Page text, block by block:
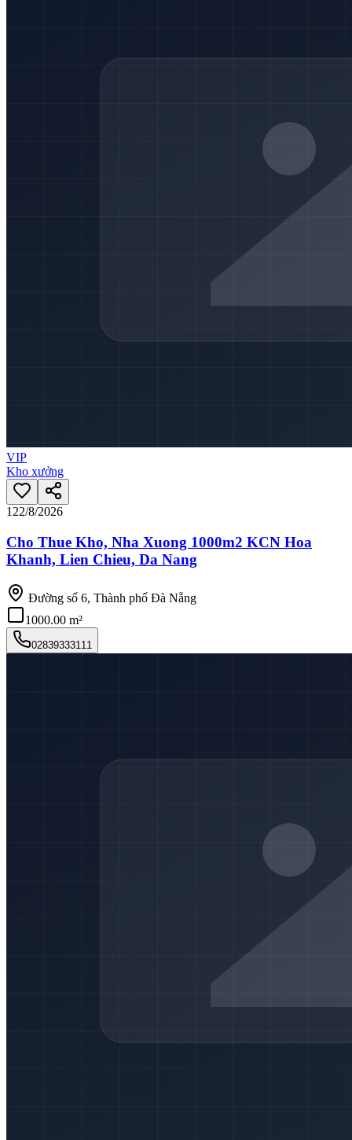
VIP
Kho xưởng
122/8/2026
Cho Thue Kho, Nha Xuong 1000m2 KCN Hoa
Khanh, Lien Chieu, Da Nang
Đường số 6, Thành phố Đà Nẵng
1000.00 m²
02839333111